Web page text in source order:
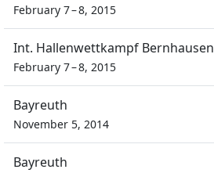
February 7 – 8, 2015
Int. Hallenwettkampf Bernhausen
February 7 – 8, 2015
Bayreuth
November 5, 2014
Bayreuth